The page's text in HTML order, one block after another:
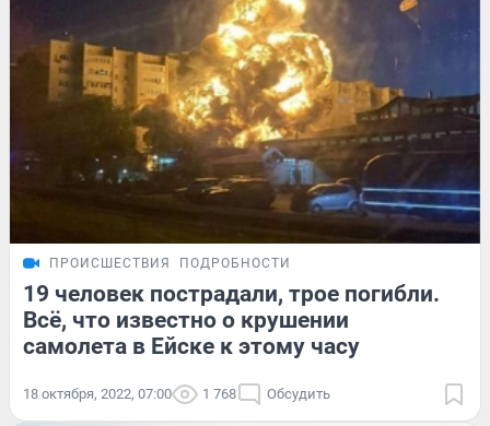
ПРОИСШЕСТВИЯ ПОДРОБНОСТИ
19 человек пострадали, трое погибли.
Всё, что известно о крушении
самолета в Ейске к этому часу
18 октября, 2022, 07:00 1 768 Обсудить